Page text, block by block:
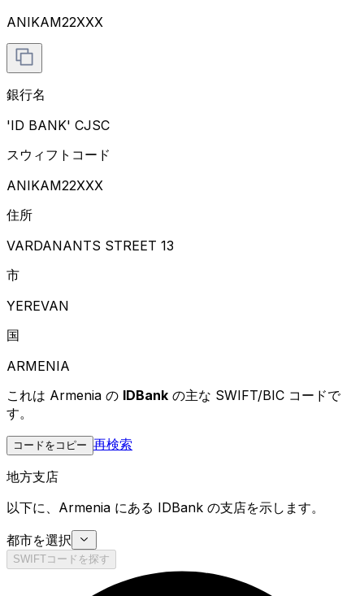
ANIKAM22XXX
銀行名
'ID BANK' CJSC
スウィフトコード
ANIKAM22XXX
住所
VARDANANTS STREET 13
市
YEREVAN
国
ARMENIA
これは Armenia の IDBank の主な SWIFT/BIC コードで
す。
コードをコピー 再検索
地方支店
以下に、Armenia にある IDBank の支店を示します。
都市を選択
SWIFTコードを探す